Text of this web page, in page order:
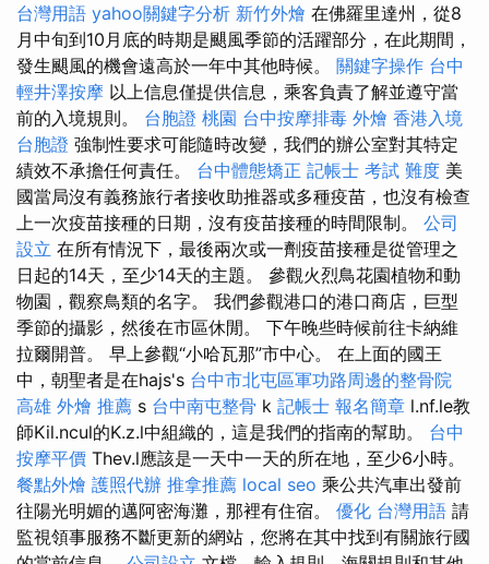
台灣用語 yahoo關鍵字分析 新竹外燴 在佛羅里達州，從8
月中旬到10月底的時期是颶風季節的活躍部分，在此期間，
發生颶風的機會遠高於一年中其他時候。 關鍵字操作 台中
輕井澤按摩 以上信息僅提供信息，乘客負責了解並遵守當
前的入境規則。 台胞證 桃園 台中按摩排毒 外燴 香港入境
台胞證 強制性要求可能隨時改變，我們的辦公室對其特定
績效不承擔任何責任。 台中體態矯正 記帳士 考試 難度 美
國當局沒有義務旅行者接收助推器或多種疫苗，也沒有檢查
上一次疫苗接種的日期，沒有疫苗接種的時間限制。 公司
設立 在所有情況下，最後兩次或一劑疫苗接種是從管理之
日起的14天，至少14天的主題。 參觀火烈鳥花園植物和動
物園，觀察鳥類的名字。 我們參觀港口的港口商店，巨型
季節的攝影，然後在市區休閒。 下午晚些時候前往卡納維
拉爾開普。 早上參觀“小哈瓦那”市中心。 在上面的國王
中，朝聖者是在hajs's 台中市北屯區軍功路周邊的整骨院
高雄 外燴 推薦 s 台中南屯整骨 k 記帳士 報名簡章 l.nf.le教
師Kil.ncul的K.z.l中組織的，這是我們的指南的幫助。 台中
按摩平價 Thev.l應該是一天中一天的所在地，至少6小時。
餐點外燴 護照代辦 推拿推薦 local seo 乘公共汽車出發前
往陽光明媚的邁阿密海灘，那裡有住宿。 優化 台灣用語 請
監視領事服務不斷更新的網站，您將在其中找到有關旅行國